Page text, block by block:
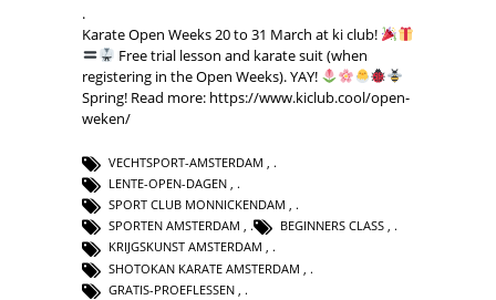
.
Karate Open Weeks 20 to 31 March at ki club!
Free trial lesson and karate suit (when
registering in the Open Weeks). YAY!
Spring! Read more: https://www.kiclub.cool/open-
weken/
VECHTSPORT-AMSTERDAM ,
LENTE-OPEN-DAGEN ,
SPORT CLUB MONNICKENDAM ,
SPORTEN AMSTERDAM , BEGINNERS CLASS ,
KRIJGSKUNST AMSTERDAM ,
SHOTOKAN KARATE AMSTERDAM
GRATIS-PROEFLESSEN